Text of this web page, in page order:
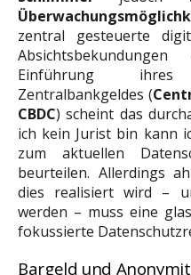
zentral gesteuerte
Einführung
Zentralbankgeldes (
CBDC) scheint das
ich kein Jurist bin kann
zum aktuellen
beurteilen. Allerdings
dies realisiert wird –
werden – muss eine
fokussierte
Bargeld und